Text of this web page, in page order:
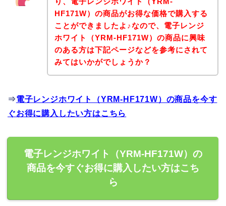
HF171W）の商品がお得な価格で購入する
ことができましたよ♪なので、電子レンジ
ホワイト（YRM-HF171W）の商品に興味
のある方は下記ページなどを参考にされて
みてはいかがでしょうか？
⇒電子レンジホワイト（YRM-HF171W）の商品を今す
ぐお得に購入したい方はこちら
電子レンジホワイト（YRM-HF171W）の
商品を今すぐお得に購入したい方はこち
ら